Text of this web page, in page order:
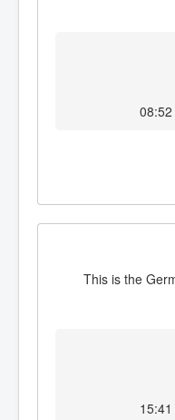
This is the